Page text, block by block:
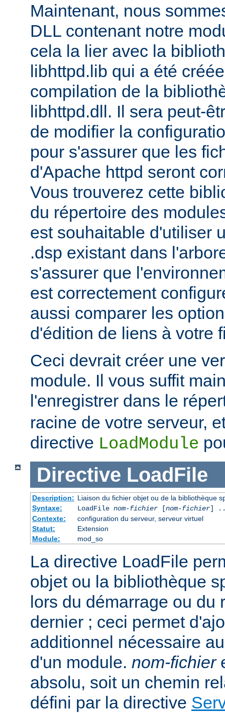
Maintenant, nous
DLL contenant notre
cela la lier avec la
libhttpd.lib qui a été
compilation de la
libhttpd.dll. Il sera peut-
de modifier la
pour s'assurer que les
d'Apache httpd seront
Vous trouverez cette
du répertoire des
est souhaitable d'utiliser
.dsp existant dans
s'assurer que
est correctement
aussi comparer les
d'édition de liens à votre
Ceci devrait créer une
module. Il vous suffit
l'enregistrer dans le
racine de votre serveur,
directive LoadModule
Directive LoadFile
Description: Liaison du fichier objet ou de la bibliothèque
Syntaxe:
LoadFile nom-fichier[nom-fichier]
Contexte:
configuration du serveur, serveur virtuel
Statut:
Extension
Module:
mod_so
La directive LoadFile
objet ou la bibliothèque
lors du démarrage ou du
dernier ; ceci permet
additionnel nécessaire
d'un module. nom-fichier
absolu, soit un chemin
défini par la directive